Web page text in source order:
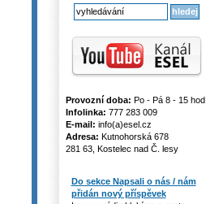
Provozní doba: Po - Pá 8 - 15 hod
Infolinka: 777 283 009
E-mail: info(a)esel.cz
Adresa: Kutnohorská 678
281 63, Kostelec nad Č. lesy
Do sekce Napsali o nás / nám
přidán nový příspěvek